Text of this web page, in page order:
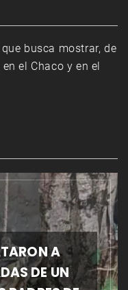
busca mostrar, de
el Chaco y en el
A
DE UN